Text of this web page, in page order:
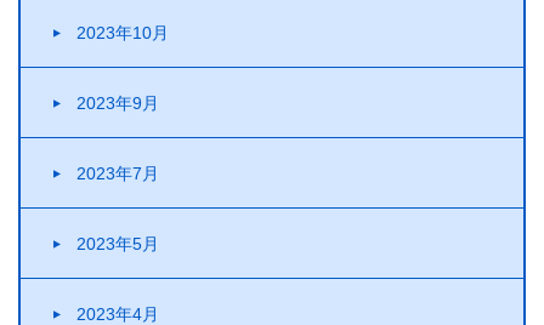
2023年10月
2023年9月
2023年7月
2023年5月
2023年4月